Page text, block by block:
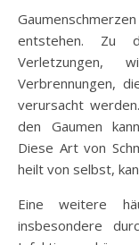
entstehen. Zu
Verletzungen,
Verbrennungen,
verursacht
den Gaumen
Diese Art von
heilt von selbst,
Eine weitere
insbesondere